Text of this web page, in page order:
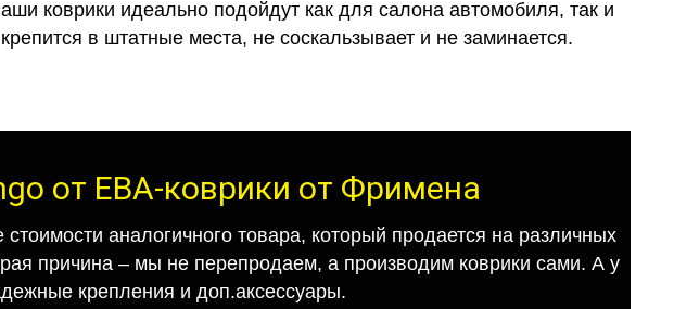
коврики идеально подойдут как для салона автомобиля, так и
в штатные места, не соскальзывает и не заминается.
от ЕВА-коврики от Фримена
аналогичного товара, который продается на различных
причина – мы не перепродаем, а производим коврики сами. А у
крепления и доп.аксессуары.